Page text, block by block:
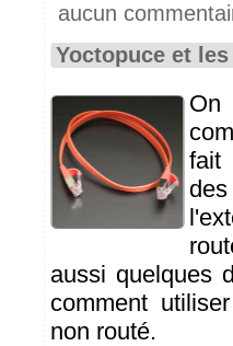
aucun
Yoctopuce et
On
fait
aussi quelques
comment
non routé.